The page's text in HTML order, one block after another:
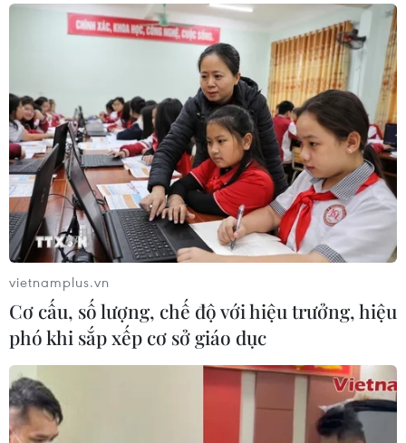
triển trong những tháng tới và điều này sẽ kết hợp với
biến đổi khí hậu do con người gây ra để đẩy nhiệt độ
toàn cầu lên một mức chưa từng có.
Ngày 18/5, các tỉnh Bắc Bộ nắng đổ lửa, có
nơi trên 40 độ C
vietnamplus.vn
Cơ cấu, số lượng, chế độ với hiệu trưởng, hiệu
phó khi sắp xếp cơ sở giáo dục